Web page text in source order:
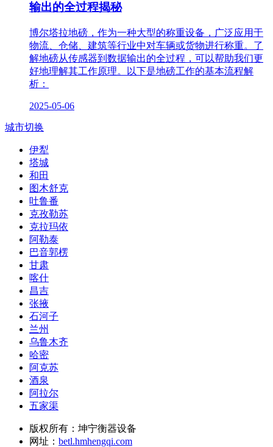
输出的全过程揭秘
博尔塔拉地磅，作为一种大型的称重设备，广泛应用于
物流、仓储、建筑等行业中对车辆或货物进行称重。了
解地磅从传感器到数据输出的全过程，可以帮助我们更
好地理解其工作原理。以下是地磅工作的基本流程解
析：
2025-05-06
城市切换
伊犁
塔城
和田
图木舒克
吐鲁番
克孜勒苏
克拉玛依
阿勒泰
巴音郭楞
甘肃
喀什
昌吉
张掖
石河子
兰州
乌鲁木齐
哈密
阿克苏
酒泉
阿拉尔
五家渠
版权所有：坤宁衡器设备
网址： betl.hmhengqi.com